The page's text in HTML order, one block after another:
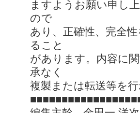
ますようお願い申し
ので
あり、正確性、完全
ること
があります。内容に
承なく
複製または転送等を